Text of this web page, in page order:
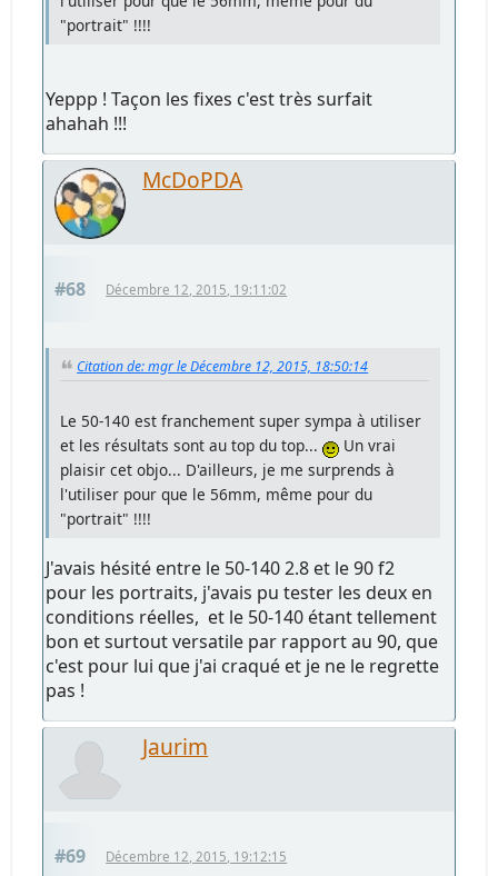
"portrait" !!!!
Yeppp ! Taçon les fixes c'est très surfait
ahahah !!!
McDoPDA
#68 Décembre 12, 2015, 19:11:02
Citation de: mgr le Décembre 12, 2015, 18:50:14
Le 50-140 est franchement super sympa à utiliser
et les résultats sont au top du top...
Un vrai
plaisir cet objo... D'ailleurs, je me surprends à
l'utiliser pour que le 56mm, même pour du
"portrait" !!!!
J'avais hésité entre le 50-140 2.8 et le 90 f2
pour les portraits, j'avais pu tester les deux en
conditions réelles, et le 50-140 étant tellement
bon et surtout versatile par rapport au 90, que
c'est pour lui que j'ai craqué et je ne le regrette
pas !
Jaurim
#69 Décembre 12, 2015, 19:12:15